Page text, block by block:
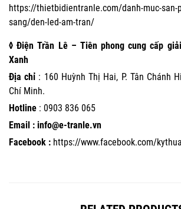
https://thietbidientranle.com/danh-muc-san-
sang/den-led-am-tran/
◊ Điện Trần Lê – Tiên phong cung cấp
Xanh
Địa chỉ : 160 Huỳnh Thị Hai, P. Tân Chánh
Chí Minh.
Hotline : 0903 836 065
Email : info@e-tranle.vn
Facebook : https://www.facebook.com/